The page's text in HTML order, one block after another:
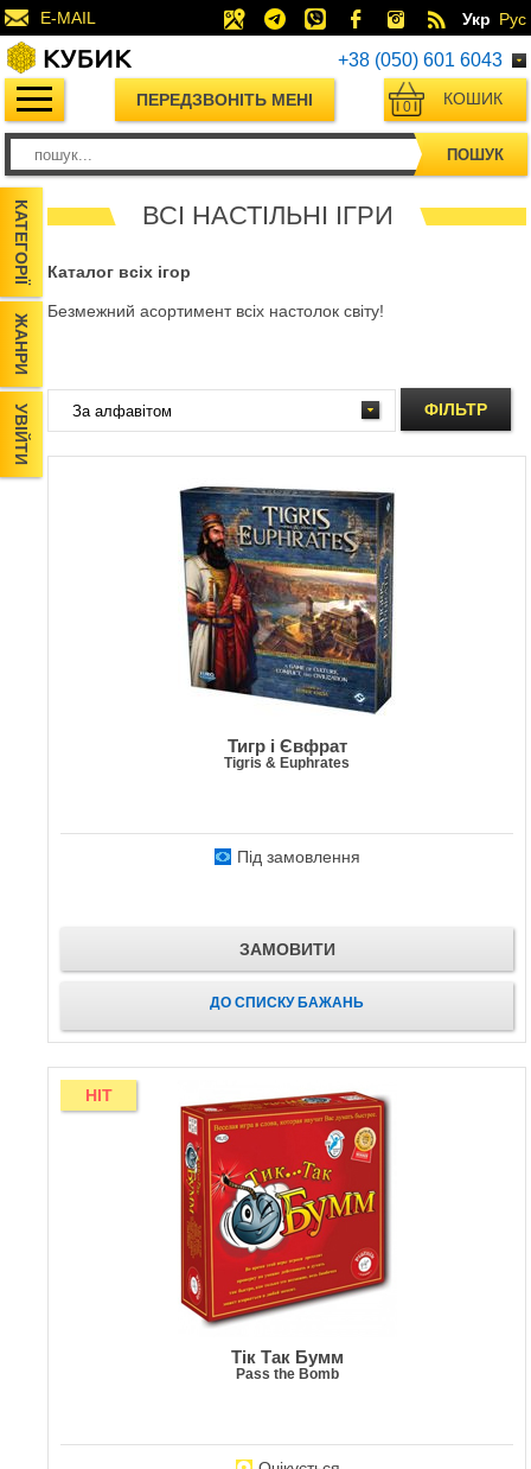
E-MAIL Укр Рус
+38 (050) 601 6043
ПЕРЕДЗВОНІТЬ МЕНІ КОШИК
0
ПОШУК
КАТЕГОРІЇ
ЖАНРИ
УВІЙТИ
ВСІ НАСТІЛЬНІ ІГРИ
Каталог всіх ігор
Безмежний асортимент всіх настолок світу!
ФІЛЬТР
Тигр і Євфрат
Tigris & Euphrates
Під замовлення
ЗАМОВИТИ
ДО СПИСКУ БАЖАНЬ
HIT
Тік Так Бумм
Pass the Bomb